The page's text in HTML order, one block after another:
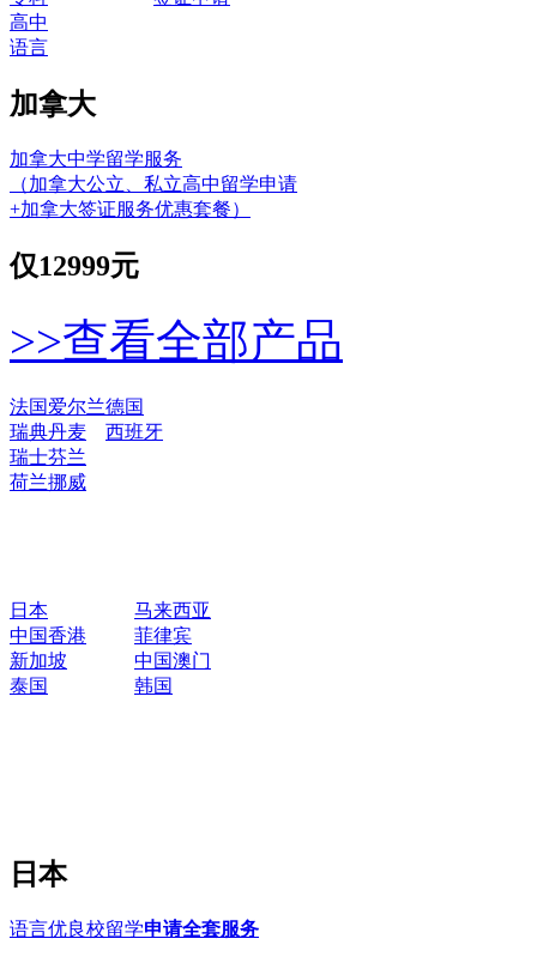
高中
语言
加拿大
加拿大中学留学服务
（加拿大公立、私立高中留学申请
+加拿大签证服务优惠套餐）
仅12999元
>>查看全部产品
法国爱尔兰德国
瑞典丹麦
西班牙
瑞士芬兰
荷兰挪威
日本
马来西亚
中国香港
菲律宾
新加坡
中国澳门
泰国
韩国
日本
语言优良校留学申请全套服务